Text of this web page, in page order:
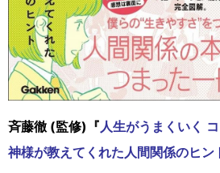
斉藤徹 (監修)『人生がうまくいく
神様が教えてくれた人間関係のヒン